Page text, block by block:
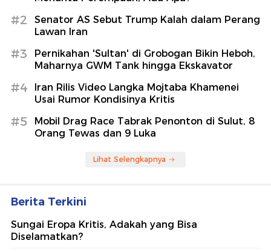
#2
Senator AS Sebut Trump Kalah dalam Perang
Lawan Iran
#3
Pernikahan 'Sultan' di Grobogan Bikin Heboh,
Maharnya GWM Tank hingga Ekskavator
#4
Iran Rilis Video Langka Mojtaba Khamenei
Usai Rumor Kondisinya Kritis
#5
Mobil Drag Race Tabrak Penonton di Sulut, 8
Orang Tewas dan 9 Luka
Lihat Selengkapnya
Berita Terkini
Sungai Eropa Kritis, Adakah yang Bisa
Diselamatkan?